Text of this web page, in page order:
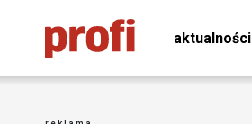
aktualności